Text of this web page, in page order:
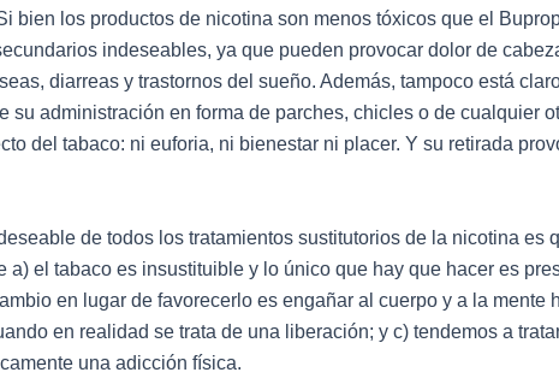
bien los productos de nicotina son menos tóxicos que el
indeseables, ya que pueden provocar dolor de
diarreas y trastornos del sueño. Además, tampoco está
su administración en forma de parches, chicles o de cualquier
del tabaco: ni euforia, ni bienestar ni placer. Y su retirada
de todos los tratamientos sustitutorios de la nicotina es
a) el tabaco es insustituible y lo único que hay que hacer es
en lugar de favorecerlo es engañar al cuerpo y a la mente
en realidad se trata de una liberación; y c) tendemos a
una adicción física.